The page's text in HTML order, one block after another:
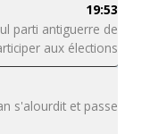
19:53
parti antiguerre de
aux élections
s'alourdit et passe